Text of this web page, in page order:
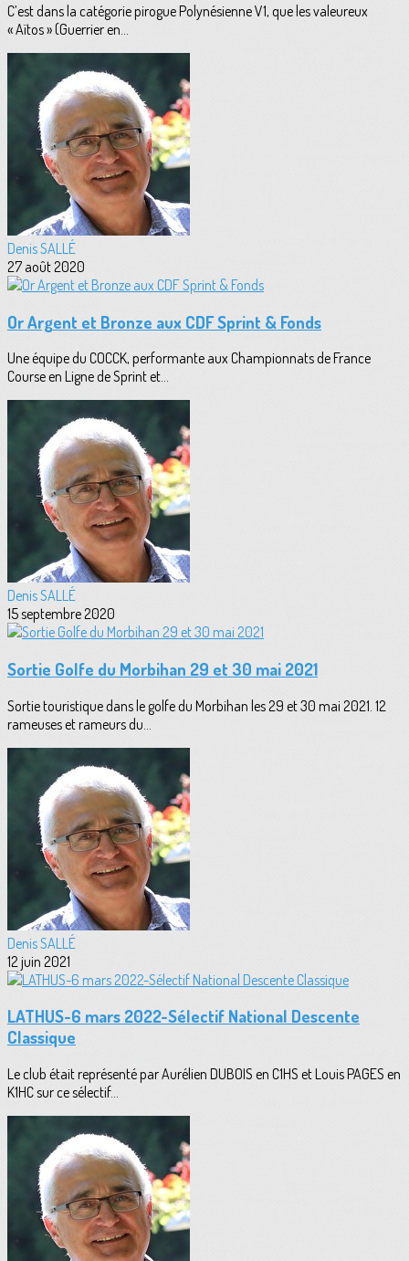
C’est dans la catégorie pirogue Polynésienne V1, que les valeureux
« Aïtos » (Guerrier en...
Denis SALLÉ
27 août 2020
Or Argent et Bronze aux CDF Sprint & Fonds
Une équipe du COCCK, performante aux Championnats de France
Course en Ligne de Sprint et...
Denis SALLÉ
15 septembre 2020
Sortie Golfe du Morbihan 29 et 30 mai 2021
Sortie touristique dans le golfe du Morbihan les 29 et 30 mai 2021. 12
rameuses et rameurs du...
Denis SALLÉ
12 juin 2021
LATHUS-6 mars 2022-Sélectif National Descente
Classique
Le club était représenté par Aurélien DUBOIS en C1HS et Louis PAGES en
K1HC sur ce sélectif...